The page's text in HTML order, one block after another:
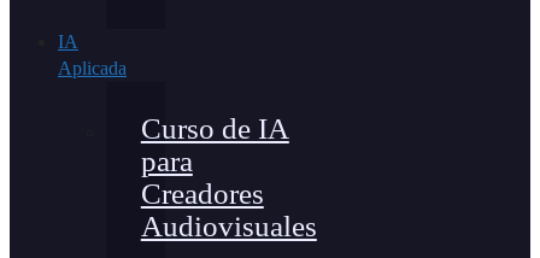
IA
Aplicada
Curso de IA
para
Creadores
Audiovisuales